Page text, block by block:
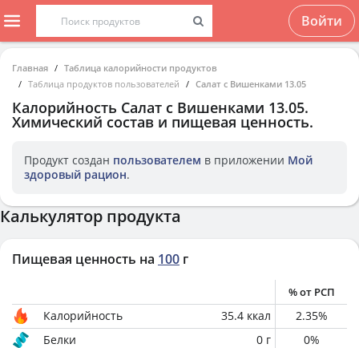
Войти
Главная
Таблица калорийности продуктов
Таблица продуктов пользователей
Салат с Вишенками 13.05
Калорийность Салат с Вишенками 13.05.
Химический состав и пищевая ценность.
Продукт создан пользователем в приложении Мой
здоровый рацион.
Калькулятор продукта
Пищевая ценность на 100 г
% от РСП
Калорийность 35.4 ккал 2.35%
Белки
0 г 0%